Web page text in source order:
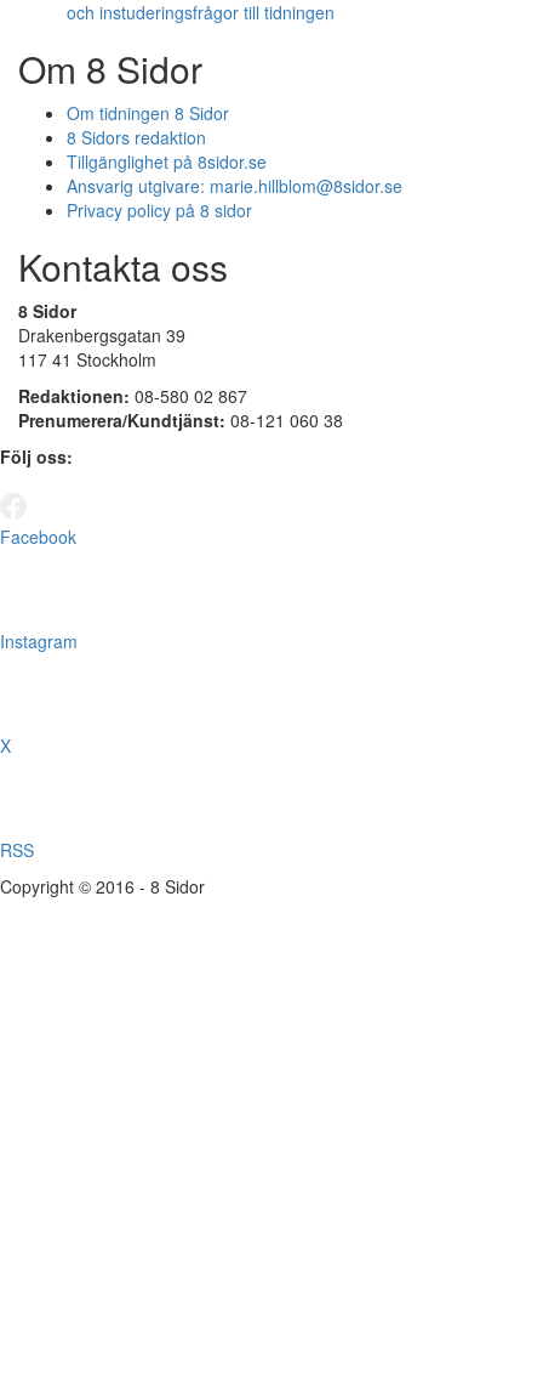
och instuderingsfrågor till tidningen
Om 8 Sidor
Om tidningen 8 Sidor
8 Sidors redaktion
Tillgänglighet på 8sidor.se
Ansvarig utgivare: marie.hillblom@8sidor.se
Privacy policy på 8 sidor
Kontakta oss
8 Sidor
Drakenbergsgatan 39
117 41 Stockholm
Redaktionen: 08-580 02 867
Prenumerera/Kundtjänst: 08-121 060 38
Följ oss:
Facebook
Instagram
X
RSS
Copyright © 2016 - 8 Sidor